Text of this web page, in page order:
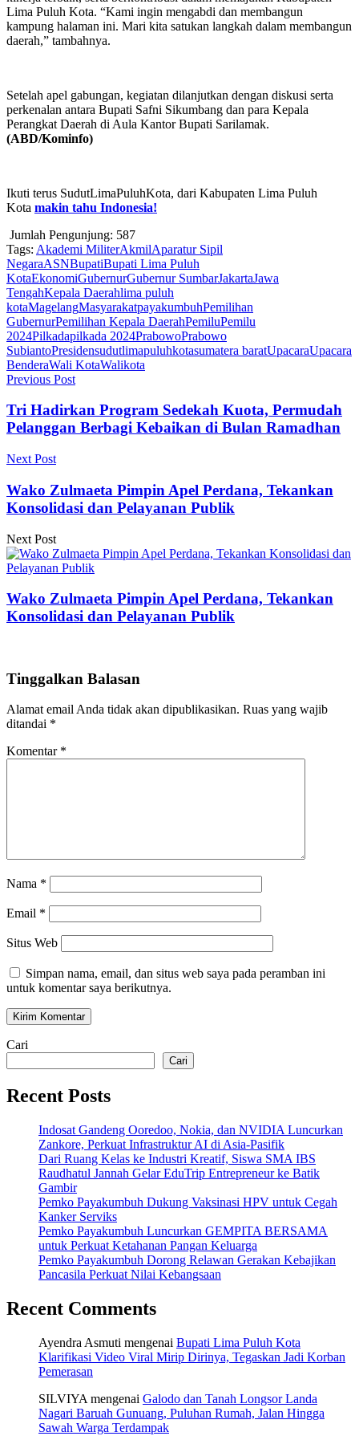
Lima Puluh Kota. “Kami ingin mengabdi dan membangun
kampung halaman ini. Mari kita satukan langkah dalam membangun
daerah,” tambahnya.
Setelah apel gabungan, kegiatan dilanjutkan dengan diskusi serta
perkenalan antara Bupati Safni Sikumbang dan para Kepala
Perangkat Daerah di Aula Kantor Bupati Sarilamak.
(ABD/Kominfo)
Ikuti terus SudutLimaPuluhKota, dari Kabupaten Lima Puluh
Kota makin tahu Indonesia!
Jumlah Pengunjung: 587
Tags: Akademi MiliterAkmilAparatur Sipil
NegaraASNBupatiBupati Lima Puluh
KotaEkonomiGubernurGubernur SumbarJakartaJawa
TengahKepala Daerahlima puluh
kotaMagelangMasyarakatpayakumbuhPemilihan
GubernurPemilihan Kepala DaerahPemiluPemilu
2024Pilkadapilkada 2024PrabowoPrabowo
SubiantoPresidensudutlimapuluhkotasumatera baratUpacaraUpacara
BenderaWali KotaWalikota
Previous Post
Tri Hadirkan Program Sedekah Kuota, Permudah
Pelanggan Berbagi Kebaikan di Bulan Ramadhan
Next Post
Wako Zulmaeta Pimpin Apel Perdana, Tekankan
Konsolidasi dan Pelayanan Publik
Next Post
Wako Zulmaeta Pimpin Apel Perdana, Tekankan
Konsolidasi dan Pelayanan Publik
Tinggalkan Balasan
Alamat email Anda tidak akan dipublikasikan. Ruas yang wajib
ditandai *
Komentar *
Nama *
Email *
Situs Web
Simpan nama, email, dan situs web saya pada peramban ini
untuk komentar saya berikutnya.
Cari
Cari
Recent Posts
Indosat Gandeng Ooredoo, Nokia, dan NVIDIA Luncurkan
Zankore, Perkuat Infrastruktur AI di Asia-Pasifik
Dari Ruang Kelas ke Industri Kreatif, Siswa SMA IBS
Raudhatul Jannah Gelar EduTrip Entrepreneur ke Batik
Gambir
Pemko Payakumbuh Dukung Vaksinasi HPV untuk Cegah
Kanker Serviks
Pemko Payakumbuh Luncurkan GEMPITA BERSAMA
untuk Perkuat Ketahanan Pangan Keluarga
Pemko Payakumbuh Dorong Relawan Gerakan Kebajikan
Pancasila Perkuat Nilai Kebangsaan
Recent Comments
Ayendra Asmuti mengenai Bupati Lima Puluh Kota
Klarifikasi Video Viral Mirip Dirinya, Tegaskan Jadi Korban
Pemerasan
SILVIYA mengenai Galodo dan Tanah Longsor Landa
Nagari Baruah Gunuang, Puluhan Rumah, Jalan Hingga
Sawah Warga Terdampak